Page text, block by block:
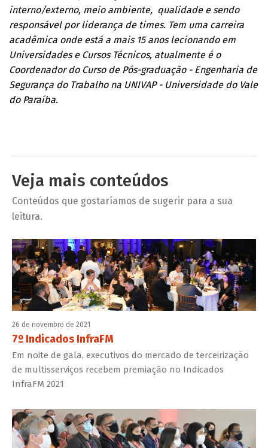
interno/externo, meio ambiente, qualidade e sendo
responsável por liderança de times. Tem uma carreira
acadêmica onde está a mais 15 anos lecionando em
Universidades e Cursos Técnicos, atualmente é o
Coordenador do Curso de Pós-graduação - Engenharia de
Segurança do Trabalho na UNIVAP - Universidade do Vale
do Paraíba.
Veja mais conteúdos
Conteúdos que gostaríamos de sugerir para a sua
leitura.
26 de novembro de 2021
7º Indicados InfraFM
Em noite de gala, executivos do mercado de terceirização
de multisserviços recebem premiação no Indicados
InfraFM 2021